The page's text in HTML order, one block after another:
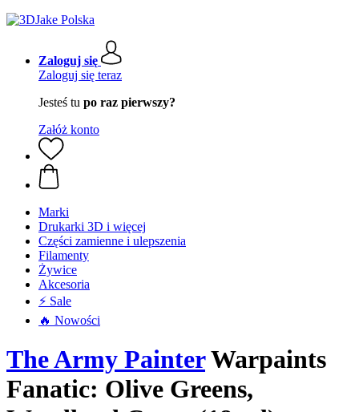
Zaloguj się
Zaloguj się teraz
Jesteś tu po raz pierwszy?
Załóż konto
Marki
Drukarki 3D i więcej
Części zamienne i ulepszenia
Filamenty
Żywice
Akcesoria
⚡ Sale
🔥 Nowości
The Army PainterWarpaints
Fanatic: Olive Greens,